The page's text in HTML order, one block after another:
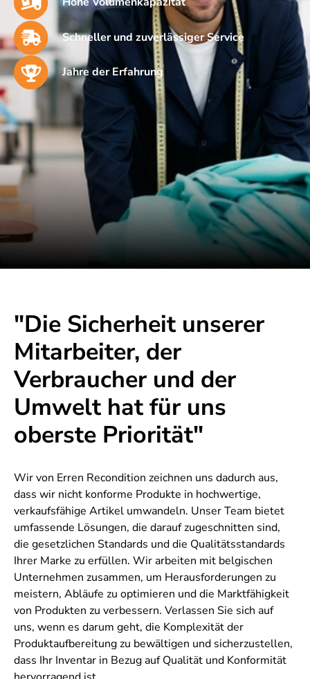
Schneller und zuverlässiger Service
Jahre der Erfahrung
"Die Sicherheit unserer
Mitarbeiter, der
Verbraucher und der
Umwelt hat für uns
oberste Priorität"
Wir von Erren Recondition zeichnen uns dadurch aus,
dass wir nicht konforme Produkte in hochwertige,
verkaufsfähige Artikel umwandeln. Unser Team bietet
umfassende Lösungen, die darauf zugeschnitten sind,
die gesetzlichen Standards und die Qualitätsstandards
Ihrer Marke zu erfüllen. Wir arbeiten mit belgischen
Unternehmen zusammen, um Herausforderungen zu
meistern, Abläufe zu optimieren und die Marktfähigkeit
von Produkten zu verbessern. Verlassen Sie sich auf
uns, wenn es darum geht, die Komplexität der
Produktaufbereitung zu bewältigen und sicherzustellen,
dass Ihr Inventar in Bezug auf Qualität und Konformität